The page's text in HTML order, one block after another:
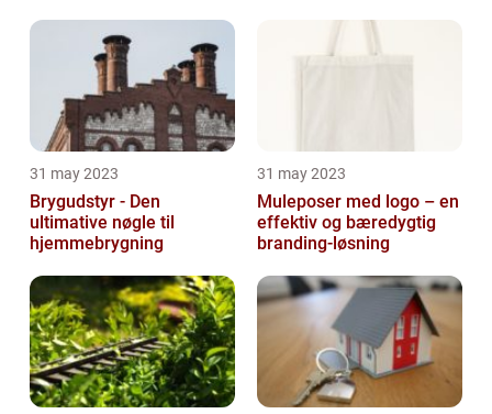
31 may 2023
Brygudstyr - Den
ultimative nøgle til
hjemmebrygning
31 may 2023
Muleposer med logo – en
effektiv og bæredygtig
branding-løsning